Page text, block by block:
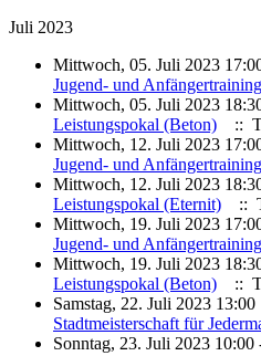
Juli 2023
Mittwoch, 05. Juli 2023
Jugend- und Anfängertraining
Mittwoch, 05. Juli 2023
Leistungspokal (Beton)
::
Mittwoch, 12. Juli 2023
Jugend- und Anfängertraining
Mittwoch, 12. Juli 2023
Leistungspokal (Eternit)
::
Mittwoch, 19. Juli 2023
Jugend- und Anfängertraining
Mittwoch, 19. Juli 2023
Leistungspokal (Beton)
::
Samstag, 22. Juli 2023 13:00
Stadtmeisterschaft für
Sonntag, 23. Juli 2023 10:00